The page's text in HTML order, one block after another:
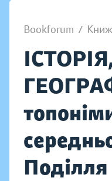
Bookforum /
Поділля